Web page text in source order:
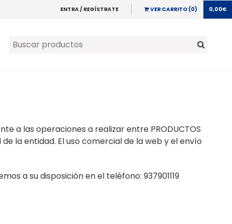
VER CARRITO (0) 0,00€
ENTRA / REGÍSTRATE
a las operaciones a realizar entre PRODUCTOS
la entidad. El uso comercial de la web y el envío
a su disposición en el teléfono: 937901119